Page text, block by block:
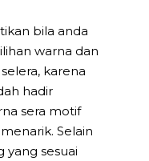
bila anda
warna dan
karena
hadir
sera motif
Selain
yang sesuai